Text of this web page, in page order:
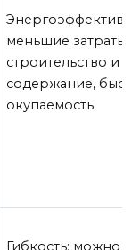
меньшие затраты
строительство и
содержание,
окупаемость.
Гибкость: можно